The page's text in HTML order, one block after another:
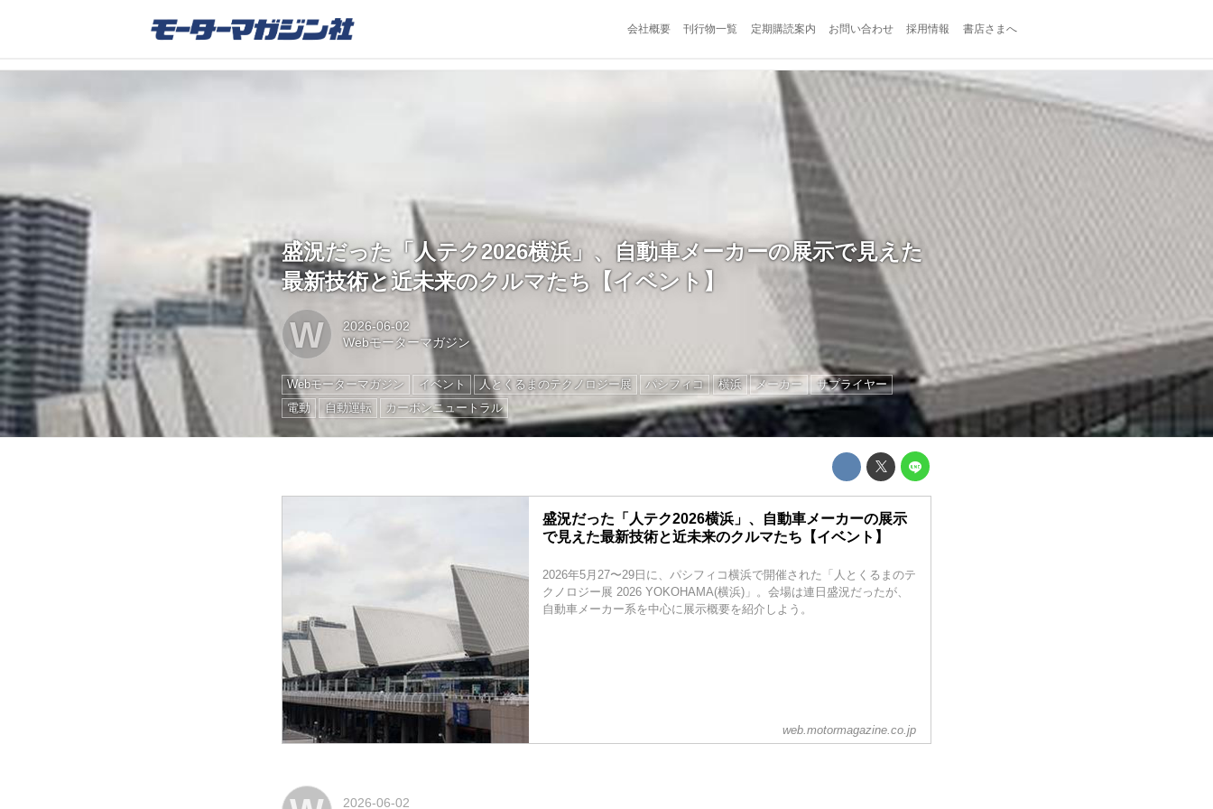
会社概要 刊行物一覧 定期購読案内 お問い合わせ 採用情報 書店さまへ
盛況だった「人テク2026横浜」、自動車メーカーの展示で見えた
最新技術と近未来のクルマたち【イベント】
W
2026-06-02
Webモーターマガジン
Webモーターマガジン イベント 人とくるまのテクノロジー展 パシフィコ 横浜 メーカー
サプライヤー
電動
自動運転 カーボンニュートラル
盛況だった「人テク2026横浜」、自動車メーカーの展示
で見えた最新技術と近未来のクルマたち【イベント】
2026年5月27〜29日に、パシフィコ横浜で開催された「人とくるまのテ
クノロジー展 2026 YOKOHAMA(横浜)」。会場は連日盛況だったが、
自動車メーカー系を中心に展示概要を紹介しよう。
web.motormagazine.co.jp
2026-06-02